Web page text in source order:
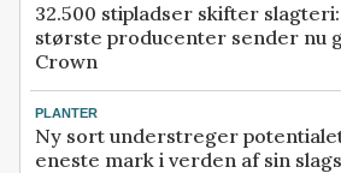
32.500 stipladser skifter
største producenter sender nu
Crown
PLANTER
Ny sort understreger
eneste mark i verden af sin slags